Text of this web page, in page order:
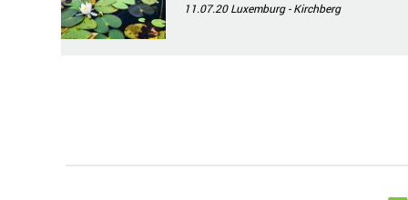
11.07.20Luxemburg - Kirchberg